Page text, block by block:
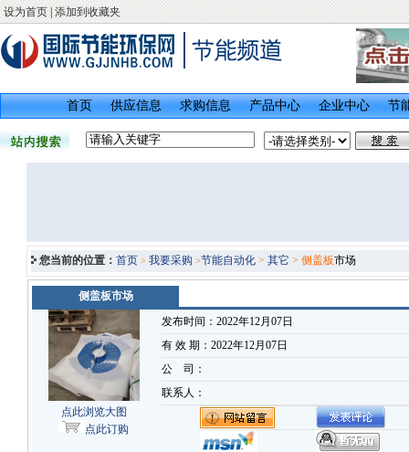
设为首页 添加到收藏夹
首页 供应信息 求购信息 产品中心 企业中心 节
您当前的位置： 首页 > 我要采购 >节能自动化 > 其它 > 侧盖板市场
侧盖板市场
点此浏览大图
点此订购
发布时间：2022年12月07日
有 效 期：2022年12月07日
公 司：
联系人：